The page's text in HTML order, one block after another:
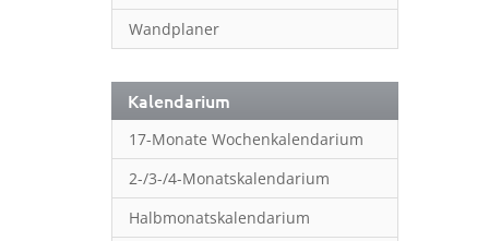
Wandplaner
Kalendarium
17-Monate Wochenkalendarium
2-/3-/4-Monatskalendarium
Halbmonatskalendarium